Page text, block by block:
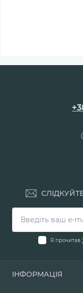
Я прочитав
ІНФОРМАЦІЯ